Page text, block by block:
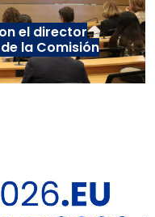
el director
la Comisión